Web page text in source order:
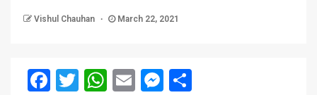
Vishul Chauhan March 22, 2021
Facebook
Twitter
WhatsApp
EmailMessenger